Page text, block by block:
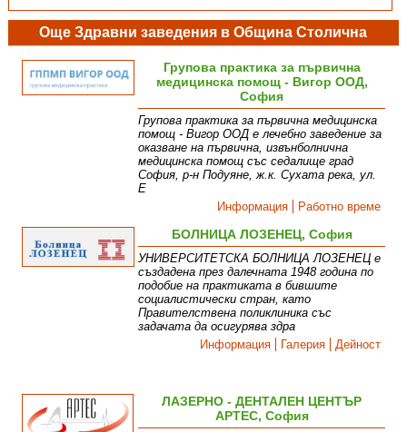
Още Здравни заведения в Община Столична
Групова практика за първична
медицинска помощ - Вигор ООД,
София
Групова практика за първична медицинска
помощ - Вигор ООД е лечебно заведение за
оказване на първична, извънболнична
медицинска помощ със седалище град
София, р-н Подуяне, ж.к. Сухата река, ул.
Е
Информация
Работно време
БОЛНИЦА ЛОЗЕНЕЦ, София
УНИВЕРСИТЕТСКА БОЛНИЦА ЛОЗЕНЕЦ е
създадена през далечната 1948 година по
подобие на практиката в бившите
социалистически стран, като
Правителствена поликлиника със
задачата да осигурява здра
Информация
Галерия Дейност
ЛАЗЕРНО - ДЕНТАЛЕН ЦЕНТЪР
АРТЕС, София